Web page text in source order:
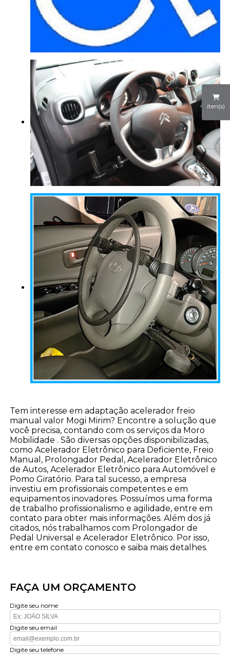
iten(s)
Tem interesse em adaptação acelerador freio
manual valor Mogi Mirim? Encontre a solução que
você precisa, contando com os serviços da Moro
Mobilidade . São diversas opções disponibilizadas,
como Acelerador Eletrônico para Deficiente, Freio
Manual, Prolongador Pedal, Acelerador Eletrônico
de Autos, Acelerador Eletrônico para Automóvel e
Pomo Giratório. Para tal sucesso, a empresa
investiu em profissionais competentes e em
equipamentos inovadores. Possuímos uma forma
de trabalho profissionalismo e agilidade, entre em
contato para obter mais informações. Além dos já
citados, nós trabalhamos com Prolongador de
Pedal Universal e Acelerador Eletrônico. Por isso,
entre em contato conosco e saiba mais detalhes.
FAÇA UM ORÇAMENTO
Digite seu nome
Digite seu email
Digite seu telefone